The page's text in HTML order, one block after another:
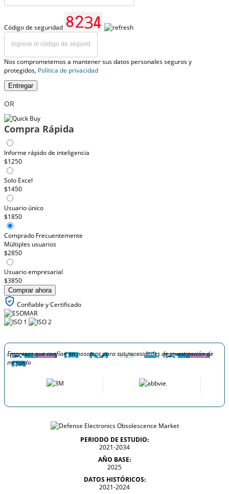
Código de seguridad
Nos comprometemos a mantener sus datos personales seguros y
protegidos, Política de privacidad
Entregar
OR
Compra Rápida
Informe rápido de inteligencia
$1250
Solo Excel
$1450
Usuario único
$1850
Comprado Frecuentemente
Múltiples usuarios
$2850
Usuario empresarial
$3850
Comprar ahora
Confiable y Certificado
Empresas que confían en nosotros para sus necesidades de investigación de
mercado
PERIODO DE ESTUDIO:
2021-2034
AÑO BASE:
2025
DATOS HISTÓRICOS:
2021-2024